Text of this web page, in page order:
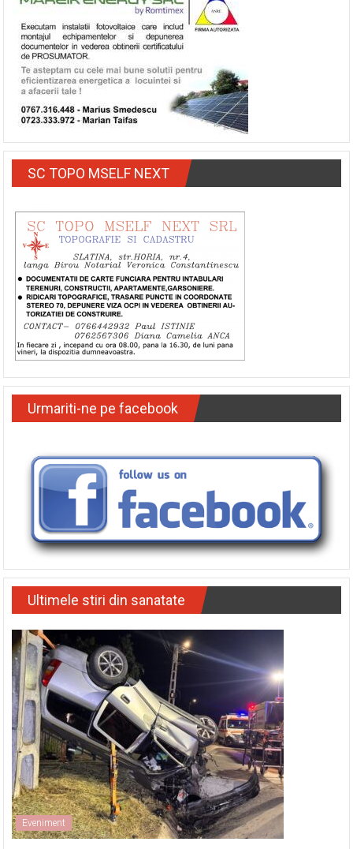
SC TOPO MSELF NEXT
Urmariti-ne pe facebook
Ultimele stiri din sanatate
Eveniment